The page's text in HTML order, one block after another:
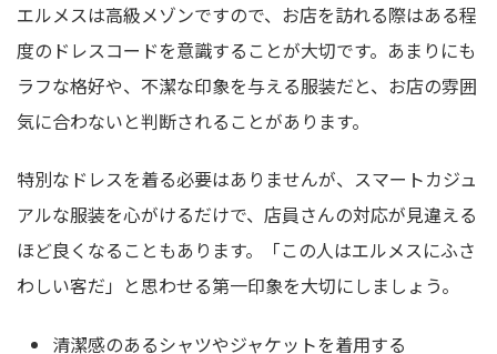
エルメスは高級メゾンですので、お店を訪れる際はある程
度のドレスコードを意識することが大切です。あまりにも
ラフな格好や、不潔な印象を与える服装だと、お店の雰囲
気に合わないと判断されることがあります。
特別なドレスを着る必要はありませんが、スマートカジュ
アルな服装を心がけるだけで、店員さんの対応が見違える
ほど良くなることもあります。「この人はエルメスにふさ
わしい客だ」と思わせる第一印象を大切にしましょう。
清潔感のあるシャツやジャケットを着用する